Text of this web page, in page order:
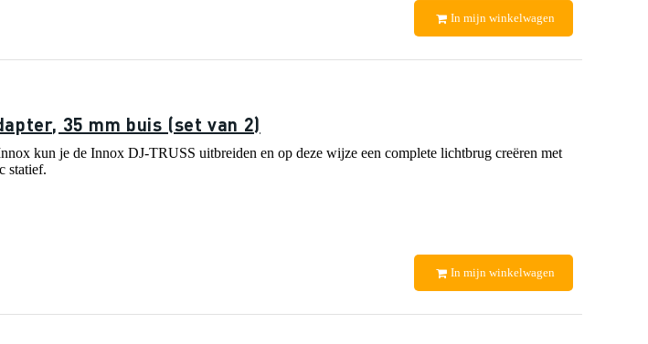
In mijn winkelwagen
35 mm buis (set van 2)
kun je de Innox DJ-TRUSS uitbreiden en op deze wijze een complete lichtbrug creëren met
statief.
In mijn winkelwagen